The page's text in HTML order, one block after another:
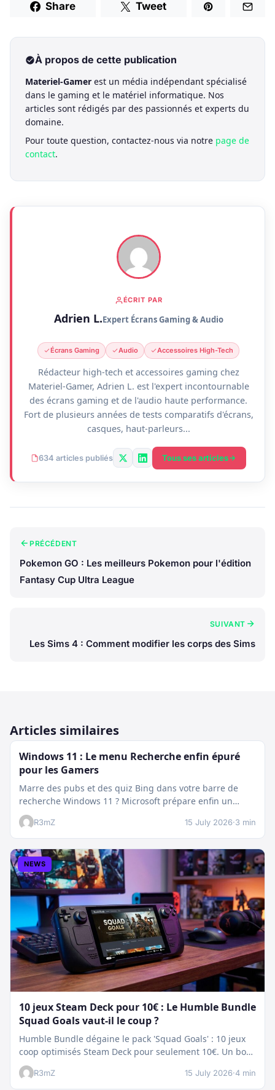
Share Tweet
À propos de cette publication
Materiel-Gamer est un média indépendant spécialisé
dans le gaming et le matériel informatique. Nos
articles sont rédigés par des passionnés et experts du
domaine.
Pour toute question, contactez-nous via notre page de
contact.
ÉCRIT PAR
Adrien L.Expert Écrans Gaming & Audio
Écrans Gaming Audio Accessoires High-Tech
Rédacteur high-tech et accessoires gaming chez
Materiel-Gamer, Adrien L. est l'expert incontournable
des écrans gaming et de l'audio haute performance.
Fort de plusieurs années de tests comparatifs d'écrans,
casques, haut-parleurs...
634 articles publiés Tous ses articles
PRÉCÉDENT
Pokemon GO : Les meilleurs Pokemon pour l'édition
Fantasy Cup Ultra League
SUIVANT
Les Sims 4 : Comment modifier les corps des Sims
Articles similaires
Windows 11 : Le menu Recherche enfin épuré
pour les Gamers
Marre des pubs et des quiz Bing dans votre barre de
recherche Windows 11 ? Microsoft prépare enfin un
nettoyage…
R3mZ 15 July 2026·3 min
NEWS
10 jeux Steam Deck pour 10€ : Le Humble Bundle
Squad Goals vaut-il le coup ?
Humble Bundle dégaine le pack 'Squad Goals' : 10 jeux
coop optimisés Steam Deck pour seulement 10€. Un bon
plan…
R3mZ 15 July 2026·4 min